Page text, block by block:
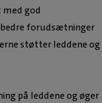
god
forudsætninger
støtter leddene og
på leddene og øger